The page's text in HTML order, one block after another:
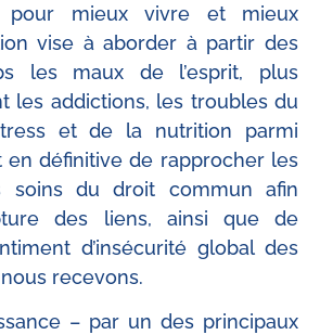
pour mieux vivre et mieux
vise à aborder à partir des
les maux de l’esprit, plus
les addictions, les troubles du
et de la nutrition parmi
en définitive de rapprocher les
soins du droit commun afin
des liens, ainsi que de
d’insécurité global des
recevons.
– par un des principaux